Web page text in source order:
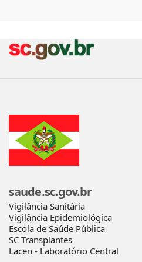
saude.sc.gov.br
Vigilância Sanitária
Vigilância Epidemiológica
Escola de Saúde Pública
SC Transplantes
Lacen - Laboratório Central